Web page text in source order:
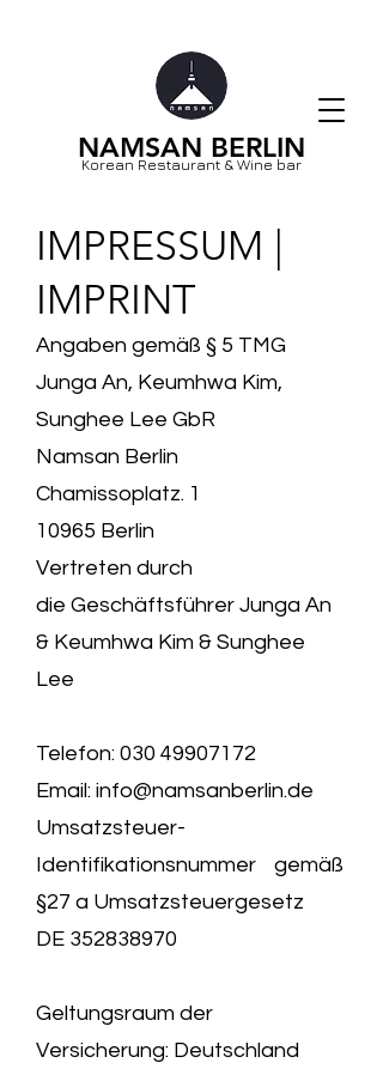
NAMSAN BERLIN
Korean Restaurant & Wine bar
IMPRESSUM |
IMPRINT
Angaben gemäß § 5 TMG
Junga An, Keumhwa Kim,
Sunghee Lee GbR
Namsan Berlin
Chamissoplatz. 1
10965 Berlin
Vertreten durch
die Geschäftsführer Junga An
& Keumhwa Kim & Sunghee
Lee
Telefon: 030 49907172
Email: info@namsanberlin.de
Umsatzsteuer-
Identifikationsnummer gemäß
§27 a Umsatzsteuergesetz
DE 352838970
Geltungsraum der
Versicherung: Deutschland